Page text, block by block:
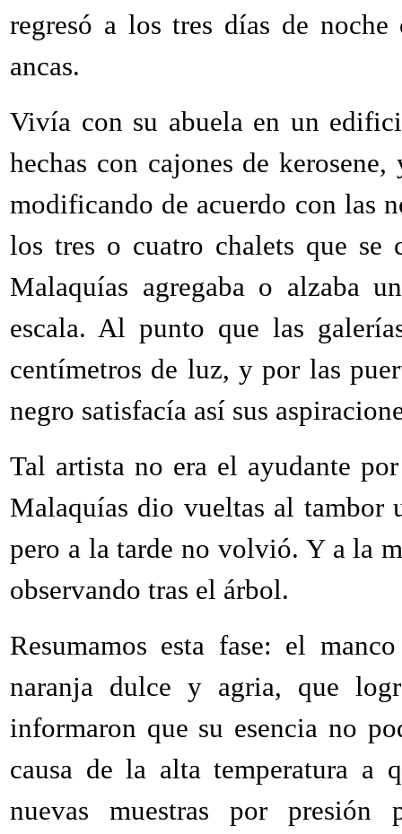
regresó a los tres días de
ancas.
Vivía con su abuela en un
hechas con cajones de
modificando de acuerdo con las
los tres o cuatro chalets que se
Malaquías agregaba o alzaba
escala. Al punto que las
centímetros de luz, y por las
negro satisfacía así sus
Tal artista no era el ayudante
Malaquías dio vueltas al tambor
pero a la tarde no volvió. Y a la
observando tras el árbol.
Resumamos esta fase: el
naranja dulce y agria, que
informaron que su esencia no
causa de la alta temperatura a
nuevas muestras por presión